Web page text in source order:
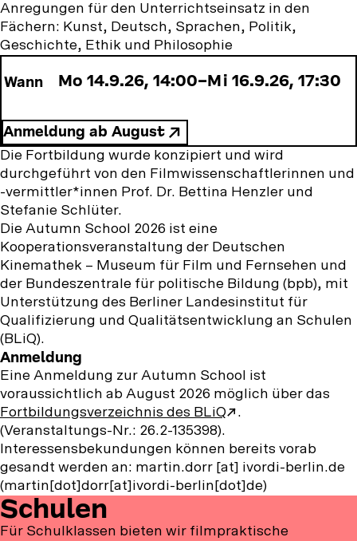
Anregungen für den Unterrichtseinsatz in den
Fächern: Kunst, Deutsch, Sprachen, Politik,
Geschichte, Ethik und Philosophie
Wann Mo 14.9.26, 14:00–Mi 16.9.26, 17:30
Anmeldung ab August
Weitere
Informationen
Die Fortbildung wurde konzipiert und wird
durchgeführt von den Filmwissenschaftlerinnen und
-vermittler*innen Prof. Dr. Bettina Henzler und
Stefanie Schlüter.
Die Autumn School 2026 ist eine
Kooperationsveranstaltung der Deutschen
Kinemathek – Museum für Film und Fernsehen und
der Bundeszentrale für politische Bildung (bpb), mit
Unterstützung des Berliner Landesinstitut für
Qualifizierung und Qualitätsentwicklung an Schulen
(BLiQ).
Anmeldung
Eine Anmeldung zur Autumn School ist
voraussichtlich ab August 2026 möglich über das
Fortbildungsverzeichnis des BLiQ
.
(Veranstaltungs-Nr.: 26.2-135398).
Interessensbekundungen können bereits vorab
gesandt werden an: martin.dorr [at] ivordi-berlin.de
(martin[dot]dorr[at]ivordi-berlin[dot]de)
Schulen
Für Schulklassen bieten wir filmpraktische